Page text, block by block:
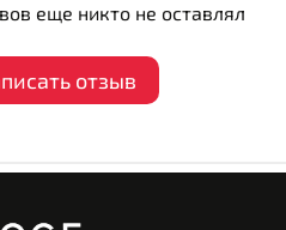
еще никто не оставлял
отзыв